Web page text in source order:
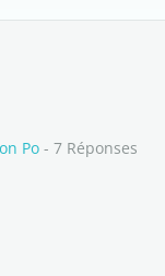
Po - 7 Réponses